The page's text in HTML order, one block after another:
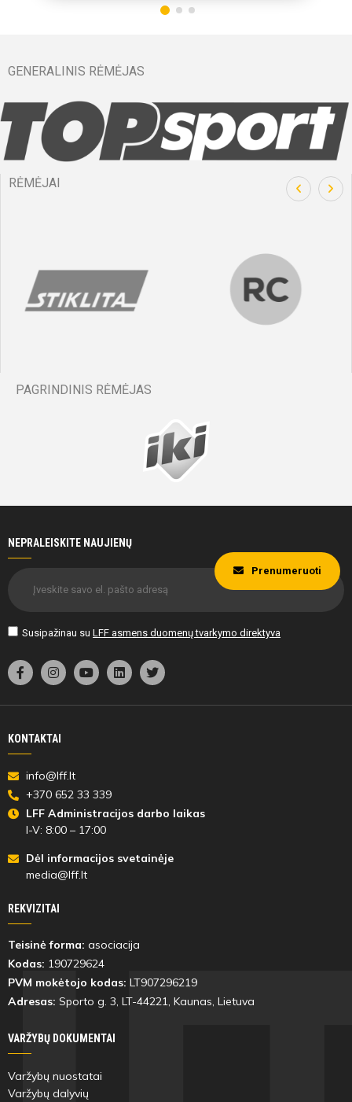
GENERALINIS RĖMĖJAS
RĖMĖJAI
PAGRINDINIS RĖMĖJAS
NEPRALEISKITE NAUJIENŲ
Susipažinau su LFF asmens duomenų tvarkymo direktyva
Prenumeruoti
KONTAKTAI
info@lff.lt
+370 652 33 339
LFF Administracijos darbo laikas
I-V: 8:00 – 17:00
Dėl informacijos svetainėje
media@lff.lt
REKVIZITAI
Teisinė forma: asociacija
Kodas: 190729624
PVM mokėtojo kodas: LT907296219
Adresas: Sporto g. 3, LT-44221, Kaunas, Lietuva
VARŽYBŲ DOKUMENTAI
Varžybų nuostatai
Varžybų dalyvių